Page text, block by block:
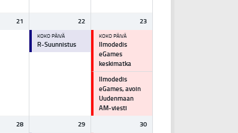
21 22
KOKO PÄIVÄ
R-Suunnistus
23
KOKO PÄIVÄ
Ilmodedis
eGames
keskimatka
Ilmodedis
eGames, avoin
Uudenmaan
AM-viesti
28 29 30